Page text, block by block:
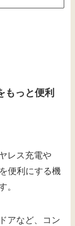
もっと便利
レス充電や
便利にする機
。
アなど、コン